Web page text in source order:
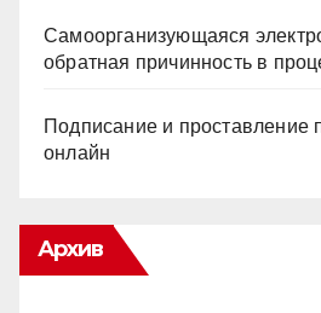
Самоорганизующаяся
обратная причинность в
Подписание и проставление
онлайн
Архив